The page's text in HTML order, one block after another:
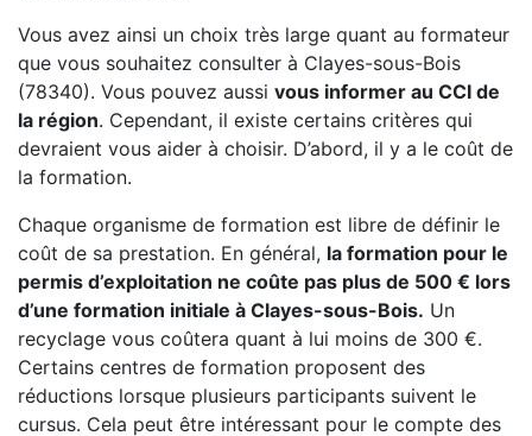
Vous avez ainsi un choix très large quant au formateur
que vous souhaitez consulter à Clayes-sous-Bois
(78340). Vous pouvez aussi vous informer au CCI de
la région. Cependant, il existe certains critères qui
devraient vous aider à choisir. D’abord, il y a le coût de
la formation.
Chaque organisme de formation est libre de définir le
coût de sa prestation. En général, la formation pour le
permis d’exploitation ne coûte pas plus de 500 € lors
d’une formation initiale à Clayes-sous-Bois. Un
recyclage vous coûtera quant à lui moins de 300 €.
Certains centres de formation proposent des
réductions lorsque plusieurs participants suivent le
cursus. Cela peut être intéressant pour le compte des